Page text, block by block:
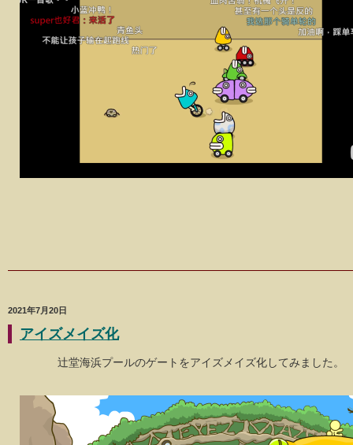
2021年7月20日
アイズメイズ化
辻堂海浜プールのゲートをアイズメイズ化してみました。